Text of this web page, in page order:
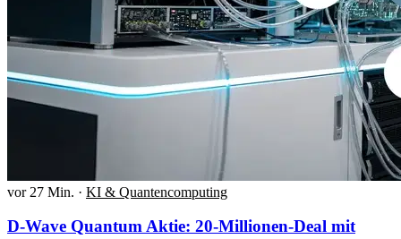
vor 27 Min. · KI & Quantencomputing
D-Wave Quantum Aktie: 20-Millionen-Deal mit